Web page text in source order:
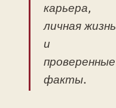
карьера,
личная жизнь
и
проверенные
факты.